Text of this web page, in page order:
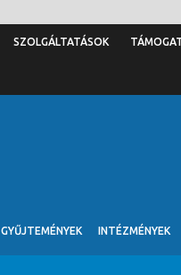
SZOLGÁLTATÁSOK
GYŰJTEMÉNYEK INTÉZMÉNYEK